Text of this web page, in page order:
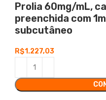
Prolia 60mg/mL,
preenchida com
subcutâneo
R$1.227,03